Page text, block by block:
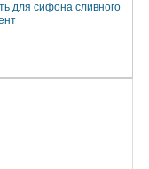
для сифона сливного